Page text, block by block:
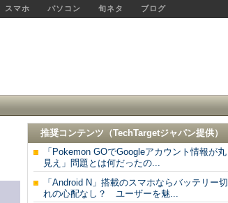
スマホ パソコン 旬ネタ ブログ
推奨コンテンツ（TechTargetジャパン提供）
「Pokemon GOでGoogleアカウント情報が丸
見え」問題とは何だったの...
「Android N」搭載のスマホならバッテリー切
れの心配なし？ ユーザーを魅...